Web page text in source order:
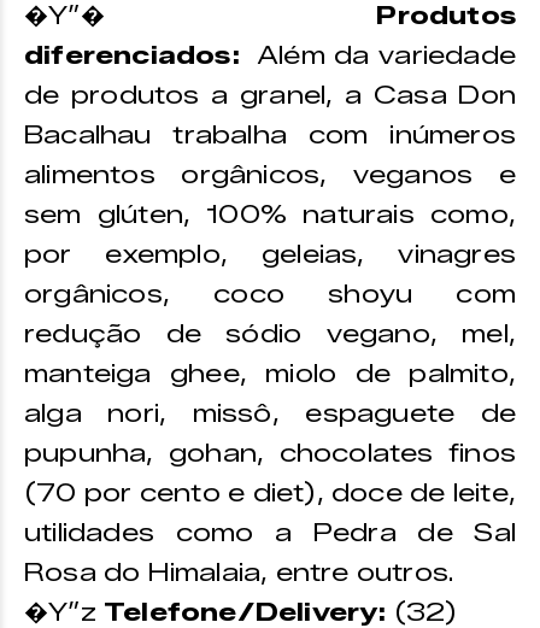
�Y”� Produtos
diferenciados:
Além da variedade
de produtos a granel, a Casa Don
Bacalhau trabalha com inúmeros
alimentos orgânicos, veganos e
sem glúten, 100% naturais como,
por exemplo, geleias, vinagres
orgânicos, coco shoyu com
redução de sódio vegano, mel,
manteiga ghee, miolo de palmito,
alga nori, missô, espaguete de
pupunha, gohan, chocolates finos
(70 por cento e diet), doce de leite,
utilidades como a Pedra de Sal
Rosa do Himalaia, entre outros.
�Y”z Telefone/Delivery: (32)